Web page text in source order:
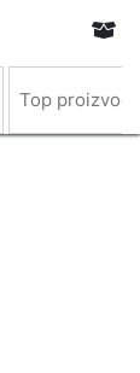
Top proizvodi